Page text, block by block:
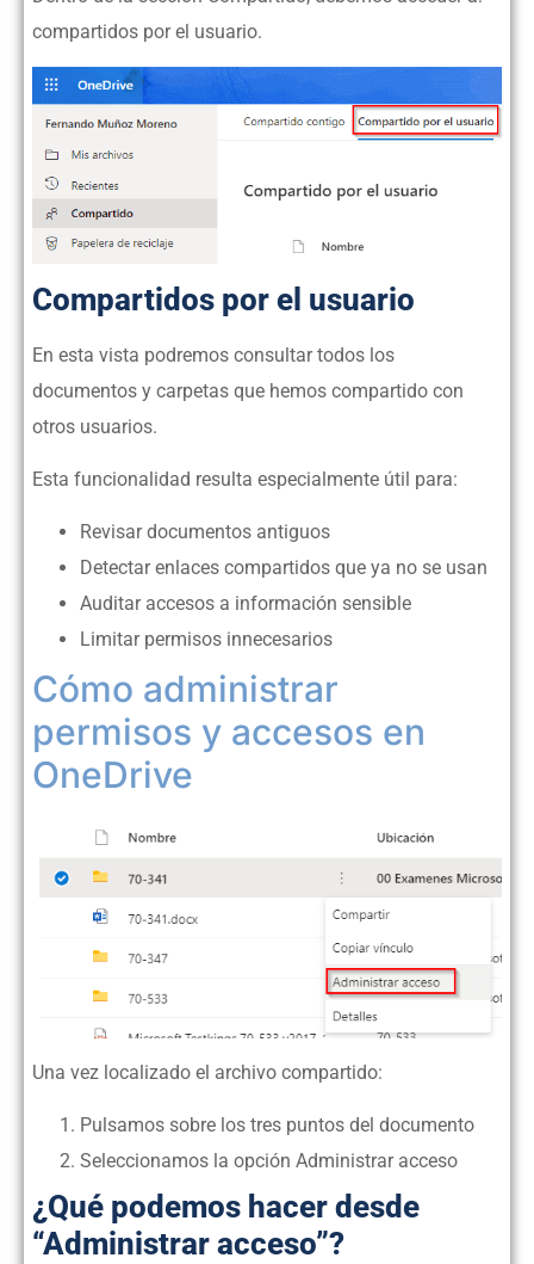
compartidos por el usuario.
Compartidos por el usuario
En esta vista podremos consultar todos los
documentos y carpetas que hemos compartido con
otros usuarios.
Esta funcionalidad resulta especialmente útil para:
Revisar documentos antiguos
Detectar enlaces compartidos que ya no se usan
Auditar accesos a información sensible
Limitar permisos innecesarios
Cómo administrar
permisos y accesos en
OneDrive
Una vez localizado el archivo compartido:
Pulsamos sobre los tres puntos del documento
Seleccionamos la opción Administrar acceso
¿Qué podemos hacer desde
“Administrar acceso”?